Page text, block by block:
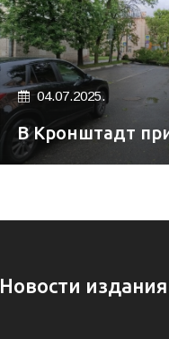
04.07.2025.
В Кронштадт
Новости издания